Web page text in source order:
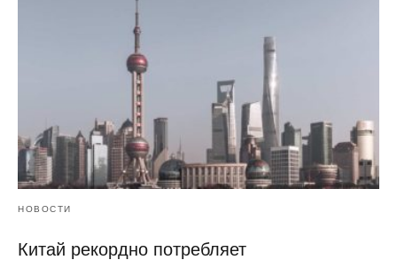
НОВОСТИ
Китай рекордно потребляет